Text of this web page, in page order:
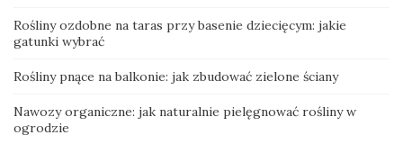
Rośliny ozdobne na taras przy basenie dziecięcym: jakie
gatunki wybrać
Rośliny pnące na balkonie: jak zbudować zielone ściany
Nawozy organiczne: jak naturalnie pielęgnować rośliny w
ogrodzie